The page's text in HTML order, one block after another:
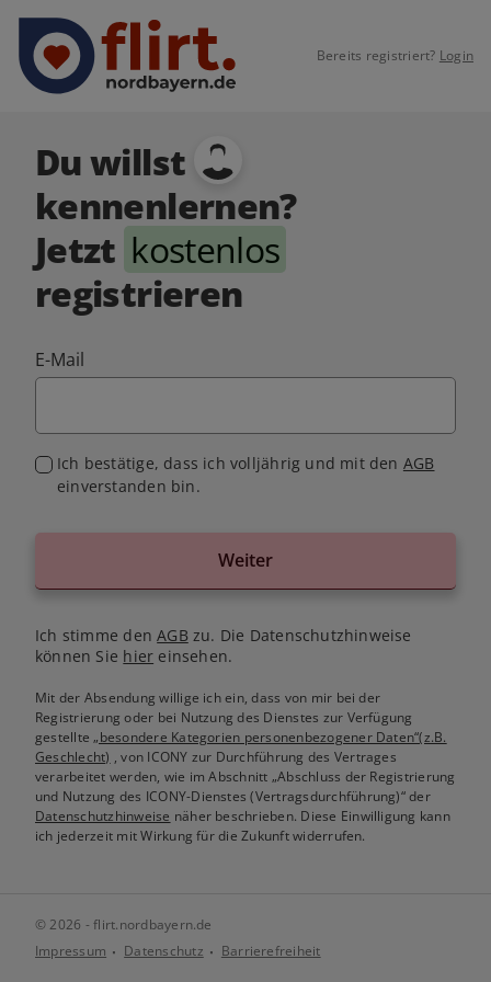
Bereits registriert? Login
Du willst
kennenlernen?
Jetzt kostenlos
registrieren
E-Mail
Ich bestätige, dass ich volljährig und mit den AGB
einverstanden bin.
Weiter
Ich stimme denAGB zu. Die Datenschutzhinweise
können Sie hier einsehen.
Mit der Absendung willige ich ein, dass von mir bei der
Registrierung oder bei Nutzung des Dienstes zur Verfügung
gestellte„besondere Kategorien personenbezogener Daten“(z.B.
Geschlecht) , von ICONY zur Durchführung des Vertrages
verarbeitet werden, wie im Abschnitt „Abschluss der Registrierung
und Nutzung des ICONY-Dienstes (Vertragsdurchführung)“ der
Datenschutzhinweise näher beschrieben. Diese Einwilligung kann
ich jederzeit mit Wirkung für die Zukunft widerrufen.
© 2026 - flirt.nordbayern.de
Impressum
Datenschutz Barrierefreiheit